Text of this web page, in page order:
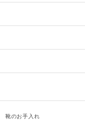
靴のお手入れ